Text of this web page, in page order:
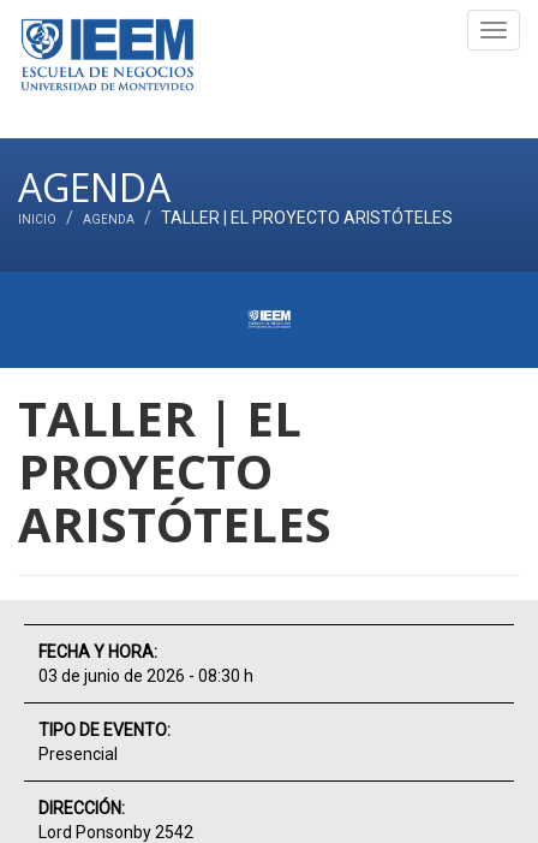
AGENDA
INICIO AGENDA TALLER | EL PROYECTO ARISTÓTELES
TALLER | EL
PROYECTO
ARISTÓTELES
FECHA Y HORA:
03 de junio de 2026 - 08:30 h
TIPO DE EVENTO:
Presencial
DIRECCIÓN:
Lord Ponsonby 2542